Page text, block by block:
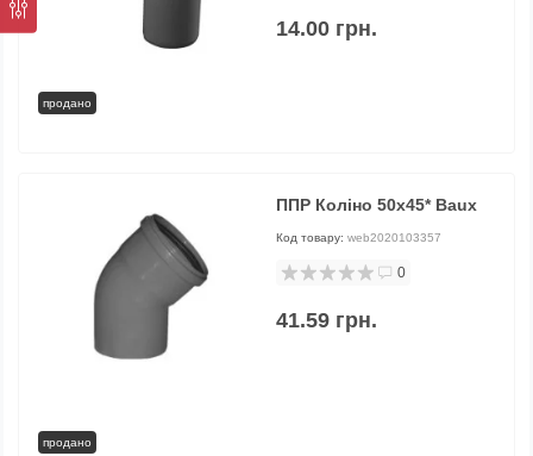
продано
14.00 грн.
продано
ППР Коліно 50х45* Baux
Код товару: web2020103357
0
41.59 грн.